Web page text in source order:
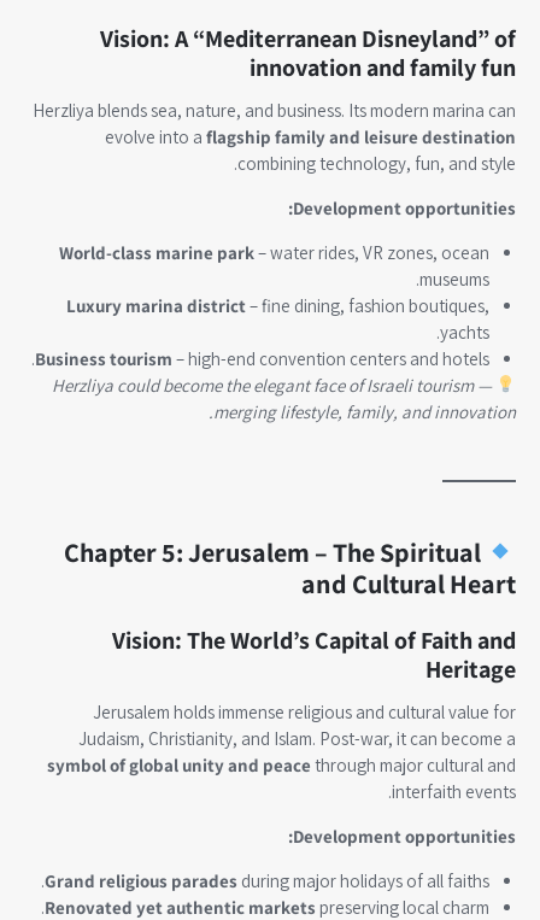
Vision: A “Mediterranean Disneyland” of
innovation and family fun
Herzliya blends sea, nature, and business. Its modern marina can
evolve into a flagship family and leisure destination
combining technology, fun, and style.
Development opportunities:
World-class marine park– water rides, VR zones, ocean
museums.
Luxury marina district– fine dining, fashion boutiques,
yachts.
Business tourism – high-end convention centers and hotels.
Herzliya could become the elegant face of Israeli tourism —
merging lifestyle, family, and innovation.
Chapter 5: Jerusalem – The Spiritual
and Cultural Heart
Vision: The World’s Capital of Faith and
Heritage
Jerusalem holds immense religious and cultural value for
Judaism, Christianity, and Islam. Post-war, it can become a
symbol of global unity and peace through major cultural and
interfaith events.
Development opportunities:
Grand religious parades during major holidays of all faiths.
Renovated yet authentic markets preserving local charm.